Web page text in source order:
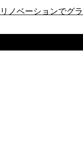
ノベーションでグ